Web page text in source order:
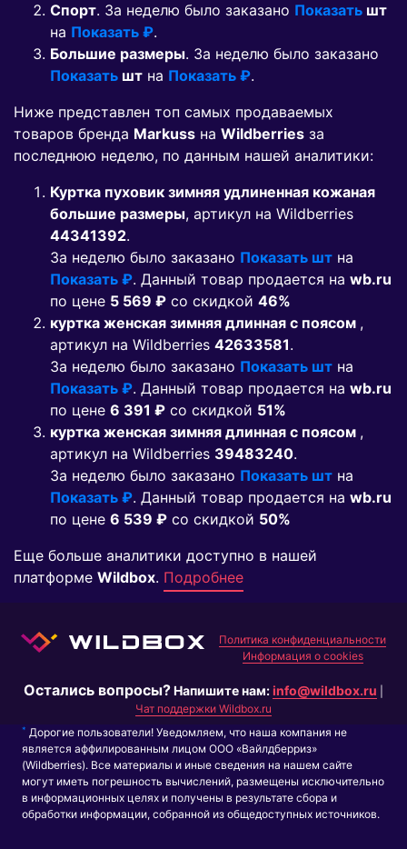
Спорт. За неделю было заказано Показать шт
на Показать ₽.
Большие размеры. За неделю было заказано
Показать шт на Показать ₽.
Ниже представлен топ самых продаваемых
товаров бренда Markuss на Wildberries за
последнюю неделю, по данным нашей аналитики:
Куртка пуховик зимняя удлиненная кожаная
большие размеры, артикул на Wildberries
44341392.
За неделю было заказано Показать шт на
Показать ₽. Данный товар продается на wb.ru
по цене 5 569 ₽ co скидкой 46%
куртка женская зимняя длинная с поясом ,
артикул на Wildberries 42633581.
За неделю было заказано Показать шт на
Показать ₽. Данный товар продается на wb.ru
по цене 6 391 ₽ co скидкой 51%
куртка женская зимняя длинная с поясом ,
артикул на Wildberries 39483240.
За неделю было заказано Показать шт на
Показать ₽. Данный товар продается на wb.ru
по цене 6 539 ₽ co скидкой 50%
Еще больше аналитики доступно в нашей
платформе Wildbox. Подробнее
Политика конфиденциальности
Информация о cookies
Остались вопросы?Напишите нам:info@wildbox.ru
Чат поддержки Wildbox.ru
* Дорогие пользователи! Уведомляем, что наша компания не
является аффилированным лицом ООО «Вайлдберриз»
(Wildberries). Все материалы и иные сведения на нашем сайте
могут иметь погрешность вычислений, размещены исключительно
в информационных целях и получены в результате сбора и
обработки информации, собранной из общедоступных источников.